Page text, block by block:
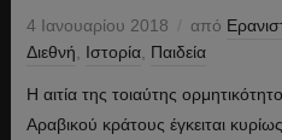
4 Ιανουαρίου 2018 από
Διεθνή
Ιστορία, Παιδεία
Η αιτία της τοιαύτης
Αραβικού κράτους έγκειται